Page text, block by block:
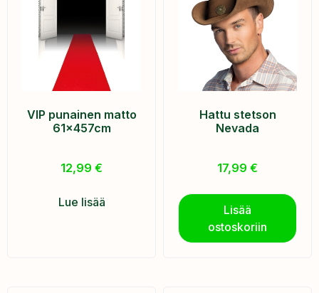
VIP punainen matto
61x457cm
12,99 €
Lue lisää
Hattu stetson
Nevada
17,99 €
Lisää
ostoskoriin